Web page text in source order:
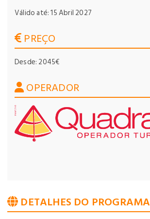
Válido até: 15 Abril 2027
PREÇO
Desde: 2045€
OPERADOR
DETALHES DO PROGRAMA